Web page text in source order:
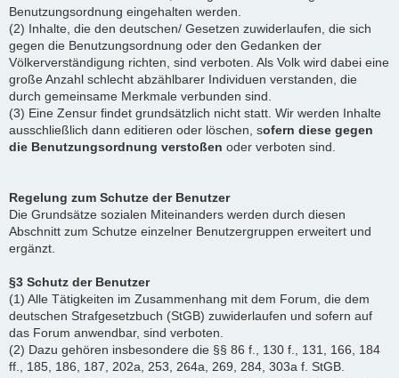
Benutzungsordnung eingehalten werden.
(2) Inhalte, die den deutschen/ Gesetzen zuwiderlaufen, die sich
gegen die Benutzungsordnung oder den Gedanken der
Völkerverständigung richten, sind verboten. Als Volk wird dabei eine
große Anzahl schlecht abzählbarer Individuen verstanden, die
durch gemeinsame Merkmale verbunden sind.
(3) Eine Zensur findet grundsätzlich nicht statt. Wir werden Inhalte
ausschließlich dann editieren oder löschen, sofern diese gegen
die Benutzungsordnung verstoßen oder verboten sind.
Regelung zum Schutze der Benutzer
Die Grundsätze sozialen Miteinanders werden durch diesen
Abschnitt zum Schutze einzelner Benutzergruppen erweitert und
ergänzt.
§3 Schutz der Benutzer
(1) Alle Tätigkeiten im Zusammenhang mit dem Forum, die dem
deutschen Strafgesetzbuch (StGB) zuwiderlaufen und sofern auf
das Forum anwendbar, sind verboten.
(2) Dazu gehören insbesondere die §§ 86 f., 130 f., 131, 166, 184
ff., 185, 186, 187, 202a, 253, 264a, 269, 284, 303a f. StGB.